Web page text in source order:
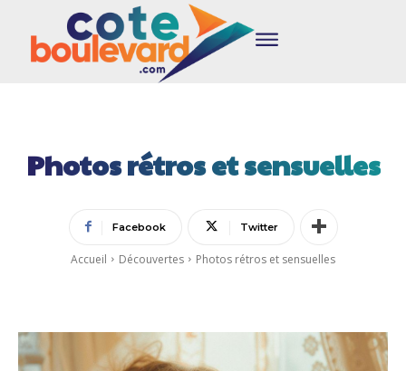
Photos rétros et sensuelles
Facebook Twitter
Accueil Découvertes Photos rétros et sensuelles